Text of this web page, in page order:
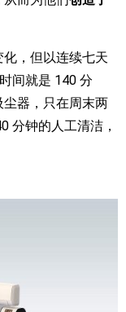
，但以连续七天
间就是 140 分
器，只在周末两
分钟的人工清洁，